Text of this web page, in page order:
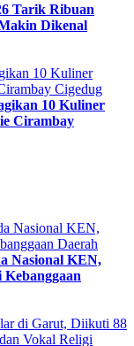
Tarik Ribuan
Dikenal
10 Kuliner
Cirambay
Nasional KEN,